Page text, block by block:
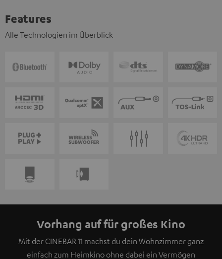
Features
Alle Technologien im Überblick
Vorhang auf für großes Kino
Mit der CINEBAR 11 machst du dein Wohnzimmer ganz
einfach zum Heimkino ohne dabei ein Vermögen